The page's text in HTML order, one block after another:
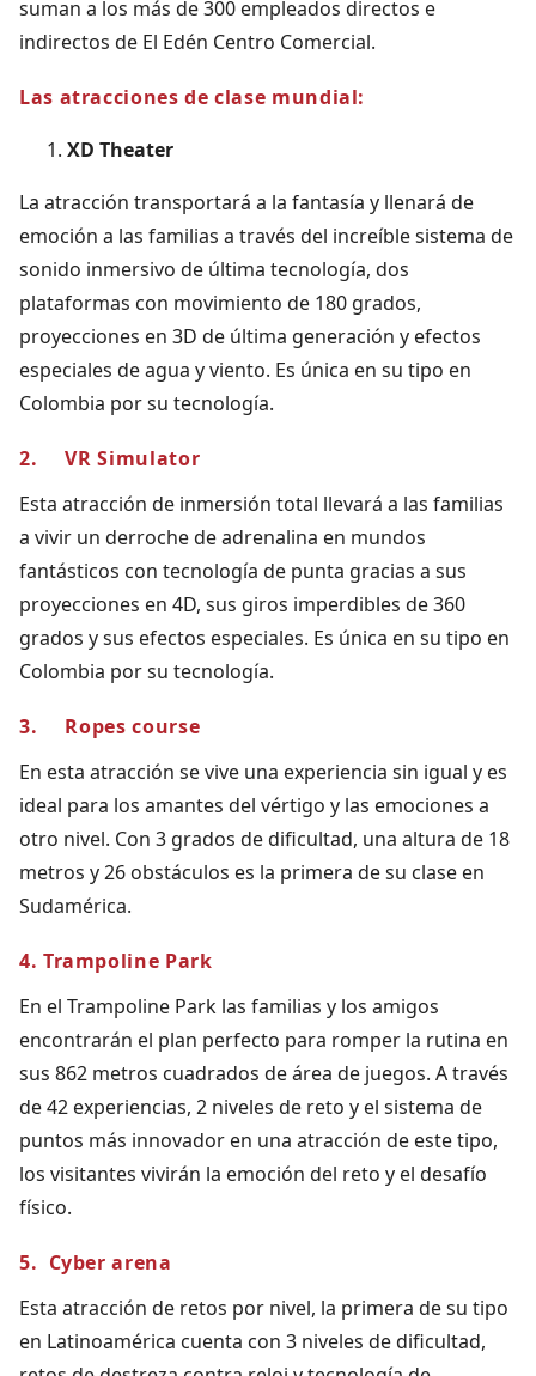
suman a los más de 300 empleados directos e
indirectos de El Edén Centro Comercial.
Las atracciones de clase mundial:
XD Theater
La atracción transportará a la fantasía y llenará de
emoción a las familias a través del increíble sistema de
sonido inmersivo de última tecnología, dos
plataformas con movimiento de 180 grados,
proyecciones en 3D de última generación y efectos
especiales de agua y viento. Es única en su tipo en
Colombia por su tecnología.
2. VR Simulator
Esta atracción de inmersión total llevará a las familias
a vivir un derroche de adrenalina en mundos
fantásticos con tecnología de punta gracias a sus
proyecciones en 4D, sus giros imperdibles de 360
grados y sus efectos especiales. Es única en su tipo en
Colombia por su tecnología.
3. Ropes course
En esta atracción se vive una experiencia sin igual y es
ideal para los amantes del vértigo y las emociones a
otro nivel. Con 3 grados de dificultad, una altura de 18
metros y 26 obstáculos es la primera de su clase en
Sudamérica.
4. Trampoline Park
En el Trampoline Park las familias y los amigos
encontrarán el plan perfecto para romper la rutina en
sus 862 metros cuadrados de área de juegos. A través
de 42 experiencias, 2 niveles de reto y el sistema de
puntos más innovador en una atracción de este tipo,
los visitantes vivirán la emoción del reto y el desafío
físico.
5. Cyber arena
Esta atracción de retos por nivel, la primera de su tipo
en Latinoamérica cuenta con 3 niveles de dificultad,